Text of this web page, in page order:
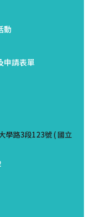
動
申請表單
學路3段123號 ( 國立